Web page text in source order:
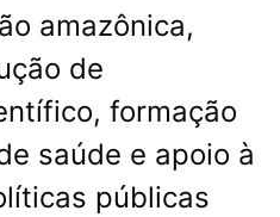
amazônica,
de
formação
saúde e apoio à
públicas